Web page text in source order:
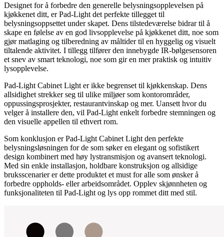
Designet for å forbedre den generelle belysningsopplevelsen på
kjøkkenet ditt, er Pad-Light det perfekte tillegget til
belysningsoppsettet under skapet. Dens tilstedeværelse bidrar til å
skape en følelse av en god livsopplevelse på kjøkkenet ditt, noe som
gjør matlaging og tilberedning av måltider til en hyggelig og visuelt
tiltalende aktivitet. I tillegg tilfører den innebygde IR-bølgesensoren
et snev av smart teknologi, noe som gir en mer praktisk og intuitiv
lysopplevelse.
Pad-Light Cabinet Light er ikke begrenset til kjøkkenskap. Dens
allsidighet strekker seg til ulike miljøer som kontorområder,
oppussingsprosjekter, restaurantvinskap og mer. Uansett hvor du
velger å installere den, vil Pad-Light enkelt forbedre stemningen og
den visuelle appellen til ethvert rom.
Som konklusjon er Pad-Light Cabinet Light den perfekte
belysningsløsningen for de som søker en elegant og sofistikert
design kombinert med høy lystransmisjon og avansert teknologi.
Med sin enkle installasjon, holdbare konstruksjon og allsidige
bruksscenarier er dette produktet et must for alle som ønsker å
forbedre oppholds- eller arbeidsområdet. Opplev skjønnheten og
funksjonaliteten til Pad-Light og lys opp rommet ditt med stil.